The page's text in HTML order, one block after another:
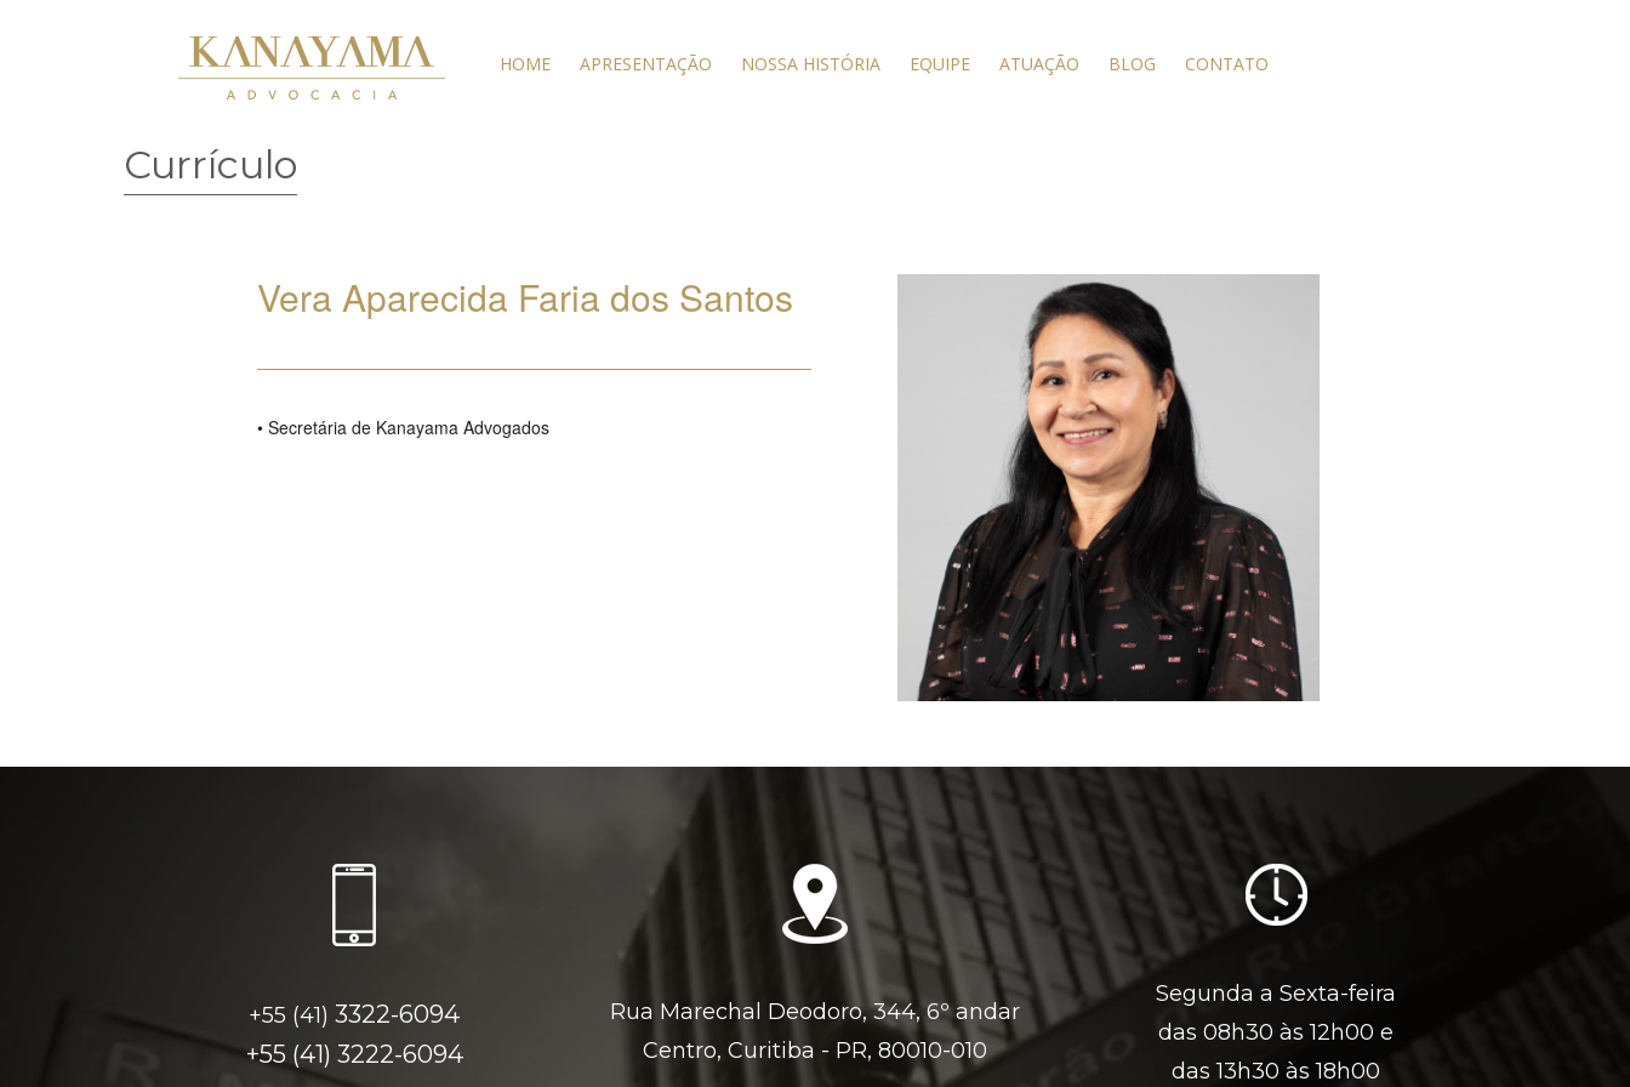
HOME APRESENTAÇÃO NOSSA HISTÓRIA EQUIPE ATUAÇÃO BLOG CONTATO
Currículo
Vera Aparecida Faria dos Santos
• Secretária de Kanayama Advogados
+55 (41) 3322-6094
+55 (41) 3222-6094
Rua Marechal Deodoro, 344, 6º andar
Centro, Curitiba - PR, 80010-010
Segunda a Sexta-feira
das 08h30 às 12h00 e
das 13h30 às 18h00